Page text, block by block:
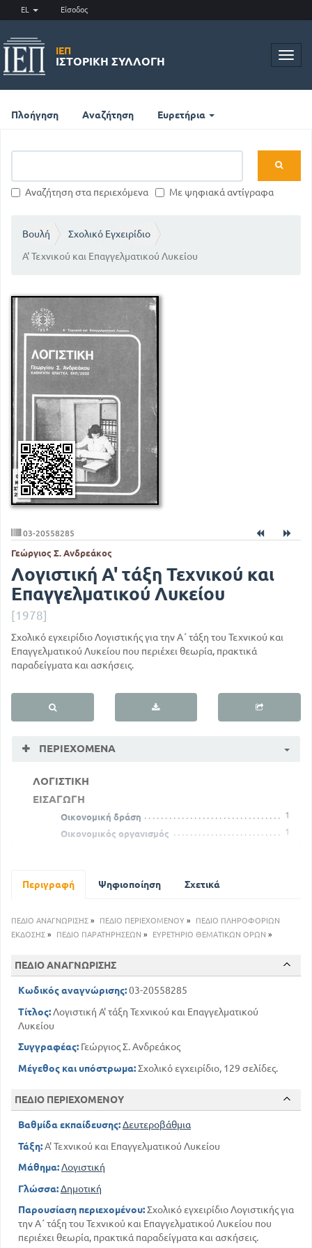
EL Είσοδος
ΙΕΠ
ΙΣΤΟΡΙΚΉ ΣΥΛΛΟΓΉ
Πλοήγηση Αναζήτηση Ευρετήρια
Αναζήτηση στα περιεχόμενα Με ψηφιακά αντίγραφα
Βουλή
Σχολικό Εγχειρίδιο
Α' Τεχνικού και Επαγγελματικού Λυκείου
03-20558285
Γεώργιος Σ. Ανδρεάκος
Λογιστική Α' τάξη Τεχνικού και
Επαγγελματικού Λυκείου
[1978]
Σχολικό εγχειρίδιο Λογιστικής για την Α΄ τάξη του Τεχνικού και
Επαγγελματικού Λυκείου που περιέχει θεωρία, πρακτικά
παραδείγματα και ασκήσεις.
ΠΕΡΙΕΧΌΜΕΝΑ
ΛΟΓΙΣΤΙΚΗ
ΕΙΣΑΓΩΓΗ
Οικονομική δράση
1
Οικονομικός οργανισμός
1
ΚΕΦΑΛΑΙΟ ΠΡΩΤΟ
Απογραφή
Ισολογισμός
Μεταβολές περιουσίας
Το πρόβλημα της παρακολούθησης - Κάθετες και
ΚΕΦΑΛΑΙΟ ΤΡΙΤΟ
Λογαριασμοί
Γενικά
Τεχνικοί όροι τήρησης των λογαριασμών
28
32
Κανόνες λειτουργίας λογαριασμών
ΚΕΦΑΛΑΙΟ ΤΕΤΑΡΤΟ
Διπλογραφική μέθοδος
Γενικά
Το Ημερολόγιο
39
Το Γενικό Καθολικό
Περιγραφή Ψηφιοποίηση Σχετικά
ΠΕΔΙΟ ΑΝΑΓΝΩΡΙΣΗΣ » ΠΕΔΙΟ ΠΕΡΙΕΧΟΜΕΝΟΥ »
ΠΕΔΙΟ ΠΛΗΡΟΦΟΡΙΩΝ
ΕΚΔΟΣΗΣ » ΠΕΔΙΟ ΠΑΡΑΤΗΡΗΣΕΩΝ » ΕΥΡΕΤΗΡΙΟ ΘΕΜΑΤΙΚΩΝ ΟΡΩΝ »
ΠΕΔΙΟ ΑΝΑΓΝΩΡΙΣΗΣ
Κωδικός αναγνώρισης:03-20558285
Τίτλος:Λογιστική Α' τάξη Τεχνικού και Επαγγελματικού
Λυκείου
Συγγραφέας: Γεώργιος Σ. Ανδρεάκος
Μέγεθος και υπόστρωμα:Σχολικό εγχειρίδιο, 129 σελίδες.
ΠΕΔΙΟ ΠΕΡΙΕΧΟΜΕΝΟΥ
Βαθμίδα εκπαίδευσης:Δευτεροβάθμια
Τάξη:Α' Τεχνικού και Επαγγελματικού Λυκείου
Μάθημα:Λογιστική
Γλώσσα:Δημοτική
Παρουσίαση περιεχομένου:Σχολικό εγχειρίδιο Λογιστικής για
την Α΄ τάξη του Τεχνικού και Επαγγελματικού Λυκείου που
περιέχει θεωρία, πρακτικά παραδείγματα και ασκήσεις.